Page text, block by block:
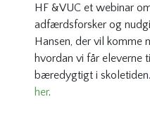
HF &VUC et webinar
adfærdsforsker og
Hansen, der vil komme
hvordan vi får eleverne
bæredygtigt i skoletiden.
her.